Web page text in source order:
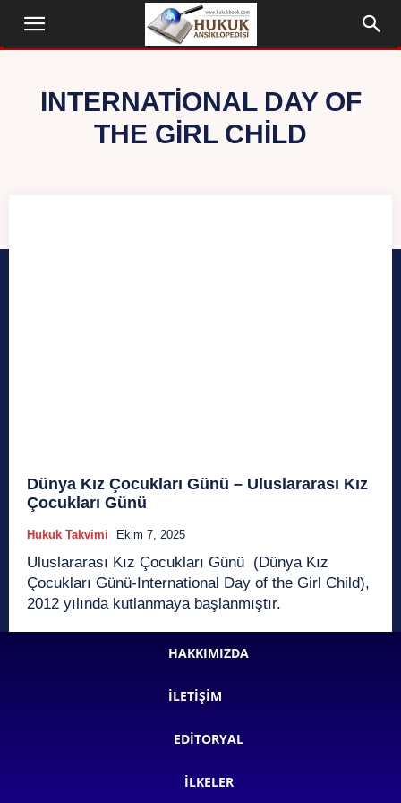
INTERNATIONAL DAY OF
THE GIRL CHILD
Dünya Kız Çocukları Günü – Uluslararası Kız
Çocukları Günü
Hukuk Takvimi Ekim 7, 2025
Uluslararası Kız Çocukları Günü (Dünya Kız
Çocukları Günü-International Day of the Girl Child),
2012 yılında kutlanmaya başlanmıştır.
HAKKIMIZDA
İLETIŞIM
EDITORYAL
İLKELER